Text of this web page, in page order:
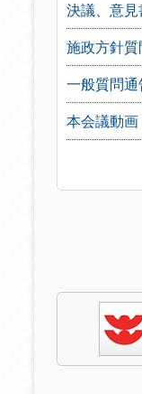
決議、意見
施政方針
一般質問通
本会議動画